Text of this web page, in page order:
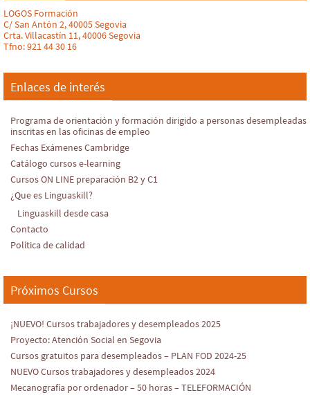
LOGOS Formación
C/ San Antón 2, 40005 Segovia
Crta. Villacastín 11, 40006 Segovia
Tfno: 921 44 30 16
Enlaces de interés
Programa de orientación y formación dirigido a personas desempleadas
inscritas en las oficinas de empleo
Fechas Exámenes Cambridge
Catálogo cursos e-learning
Cursos ON LINE preparación B2 y C1
¿Que es Linguaskill?
Linguaskill desde casa
Contacto
Política de calidad
Próximos Cursos
¡NUEVO! Cursos trabajadores y desempleados 2025
Proyecto: Atención Social en Segovia
Cursos gratuitos para desempleados – PLAN FOD 2024-25
NUEVO Cursos trabajadores y desempleados 2024
Mecanografía por ordenador – 50 horas – TELEFORMACIÓN